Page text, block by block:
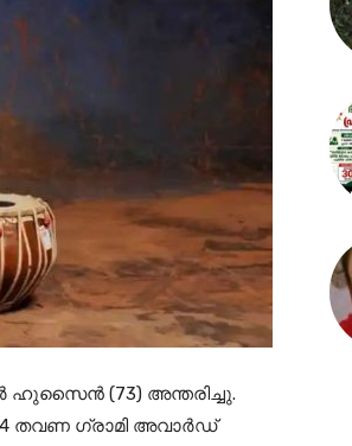
ഹുസൈൻ (73) അന്തരിച്ചു.
തവണ ഗ്രാമി അവാർഡ്